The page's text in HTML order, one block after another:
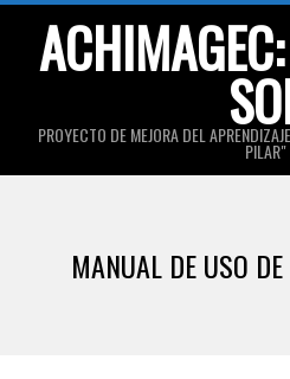
PROYECTO DE MEJORA DEL
PILAR"
MANUAL DE USO